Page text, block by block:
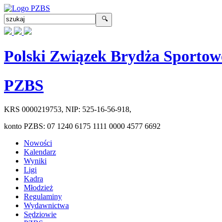
Polski Związek Brydża
PZBS
KRS 0000219753, NIP: 525-16-56-918,
konto PZBS: 07 1240 6175 1111 0000 4577 6692
Nowości
Kalendarz
Wyniki
Ligi
Kadra
Młodzież
Regulaminy
Wydawnictwa
Sędziowie